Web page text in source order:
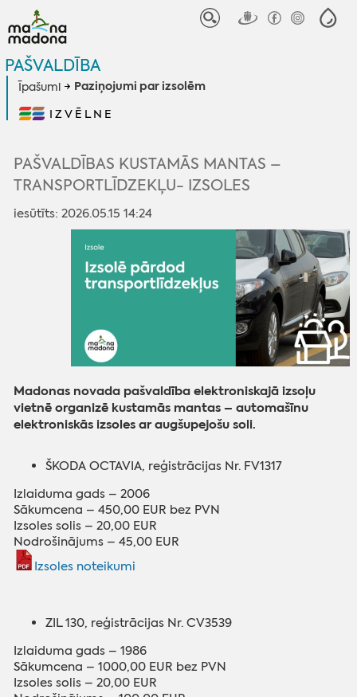
PAŠVALDĪBA
Īpašumi Paziņojumi par izsolēm
IZVĒLNE
PAŠVALDĪBAS KUSTAMĀS MANTAS –
TRANSPORTLĪDZEKĻU- IZSOLES
iesūtīts: 2026.05.15 14:24
Madonas novada pašvaldība elektroniskajā izsoļu
vietnē organizē kustamās mantas – automašīnu
elektroniskās izsoles ar augšupejošu soli.
ŠKODA OCTAVIA, reģistrācijas Nr. FV1317
Izlaiduma gads – 2006
Sākumcena – 450,00 EUR bez PVN
Izsoles solis – 20,00 EUR
Nodrošinājums – 45,00 EUR
Izsoles noteikumi
ZIL 130, reģistrācijas Nr. CV3539
Izlaiduma gads – 1986
Sākumcena – 1000,00 EUR bez PVN
Izsoles solis – 20,00 EUR